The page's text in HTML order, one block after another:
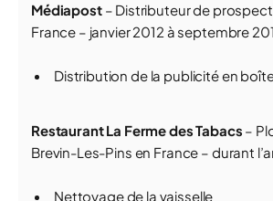
Médiapost– Distributeur de
France – janvier 2012 à septembre
Distribution de la publicité en
Restaurant La Ferme des Tabacs –
Brevin-Les-Pins en France – durant
Nettoyage de la vaisselle